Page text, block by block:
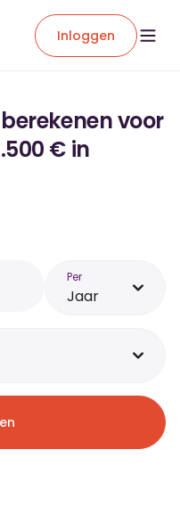
Inloggen
voor
€ in
Per
Jaar